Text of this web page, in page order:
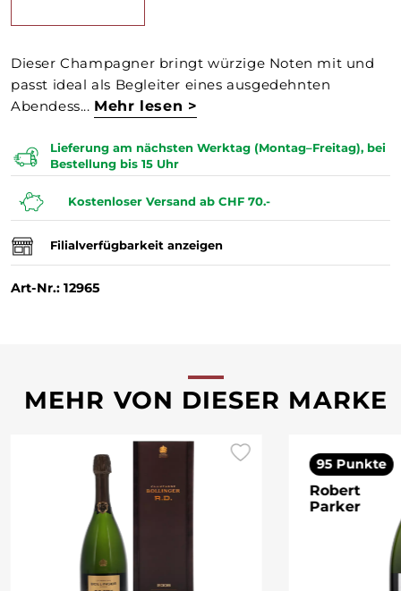
Dieser Champagner bringt würzige Noten mit und
passt ideal als Begleiter eines ausgedehnten
Abendess... Mehr lesen >
Lieferung am nächsten Werktag (Montag–Freitag), bei
Bestellung bis 15 Uhr
Kostenloser Versand ab CHF 70.-
Filialverfügbarkeit anzeigen
Art-Nr.: 12965
MEHR VON DIESER MARKE
95 Punkte
Robert
Parker